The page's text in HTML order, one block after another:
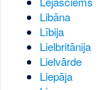
Libāna
Lībija
Lielbritānija
Lielvārde
Liepāja